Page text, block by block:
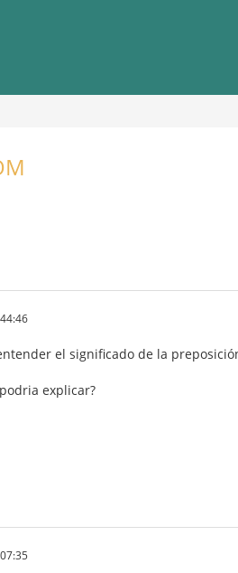
el significado de la
explicar?